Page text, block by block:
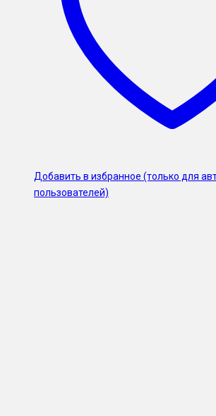
Добавить в избранное (только для
пользователей)